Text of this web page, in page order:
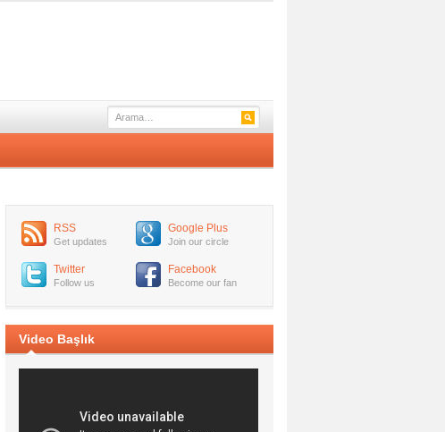
RSS
Get updates
Google Plus
Join our circle
Twitter
Follow us
Facebook
Become our fan
Video Başlık